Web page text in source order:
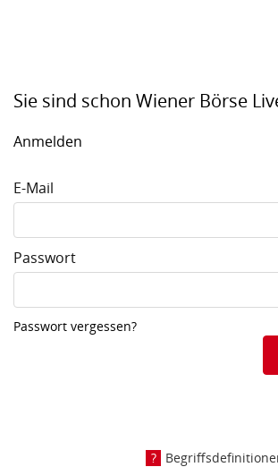
Sie sind schon Wiener Börse
Anmelden
E-Mail
Passwort
Passwort vergessen?